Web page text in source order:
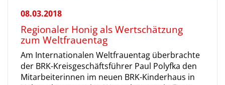
08.03.2018
Regionaler Honig als Wertschätzung
zum Weltfrauentag
Am Internationalen Weltfrauentag überbrachte
der BRK-Kreisgeschäftsführer Paul Polyfka den
Mitarbeiterinnen im neuen BRK-Kinderhaus in